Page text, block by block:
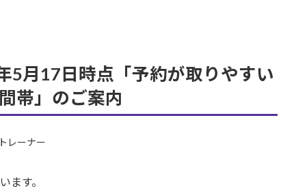
5月17日時点「予約が取りやすい
帯」のご案内
レーナー
ます。